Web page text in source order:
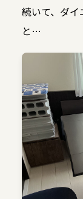
続いて、ダイ
と…